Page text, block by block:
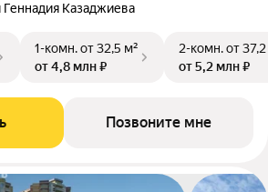
Казаджиева
1-комн.от 32,5 м²
от 4,8 млн ₽
2-комн.от
от 5,2 млн ₽
Позвоните мне